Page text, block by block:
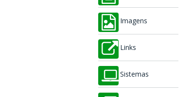
Imagens
Links
Sistemas